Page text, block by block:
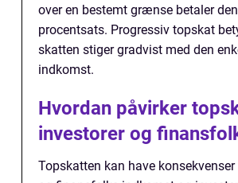
over en bestemt grænse betaler
procentsats. Progressiv topskat
skatten stiger gradvist med den
indkomst.
Hvordan påvirker
investorer og
Topskatten kan have